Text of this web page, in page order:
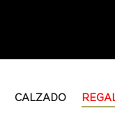
CALZADO